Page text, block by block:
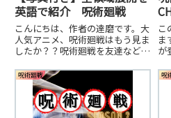
英語で紹介 呪術廻戦
こんにちは、作者の達磨です。大
人気アニメ、呪術廻戦はもう見ま
したか？？呪術廻戦を友達などと
っくりしているときなどに間違い
なく一度は、「領域展開」をした
んじゃないですか？？
こ
ま
が
せ
呪術廻戦 呪